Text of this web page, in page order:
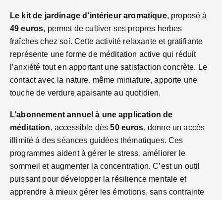
Le kit de jardinage d’intérieur aromatique, proposé à
49 euros, permet de cultiver ses propres herbes
fraîches chez soi. Cette activité relaxante et gratifiante
représente une forme de méditation active qui réduit
l’anxiété tout en apportant une satisfaction concrète. Le
contact avec la nature, même miniature, apporte une
touche de verdure apaisante au quotidien.
L’abonnement annuel à une application de
méditation, accessible dès50 euros, donne un accès
illimité à des séances guidées thématiques. Ces
programmes aident à gérer le stress, améliorer le
sommeil et augmenter la concentration. C’est un outil
puissant pour développer la résilience mentale et
apprendre à mieux gérer les émotions, sans contrainte